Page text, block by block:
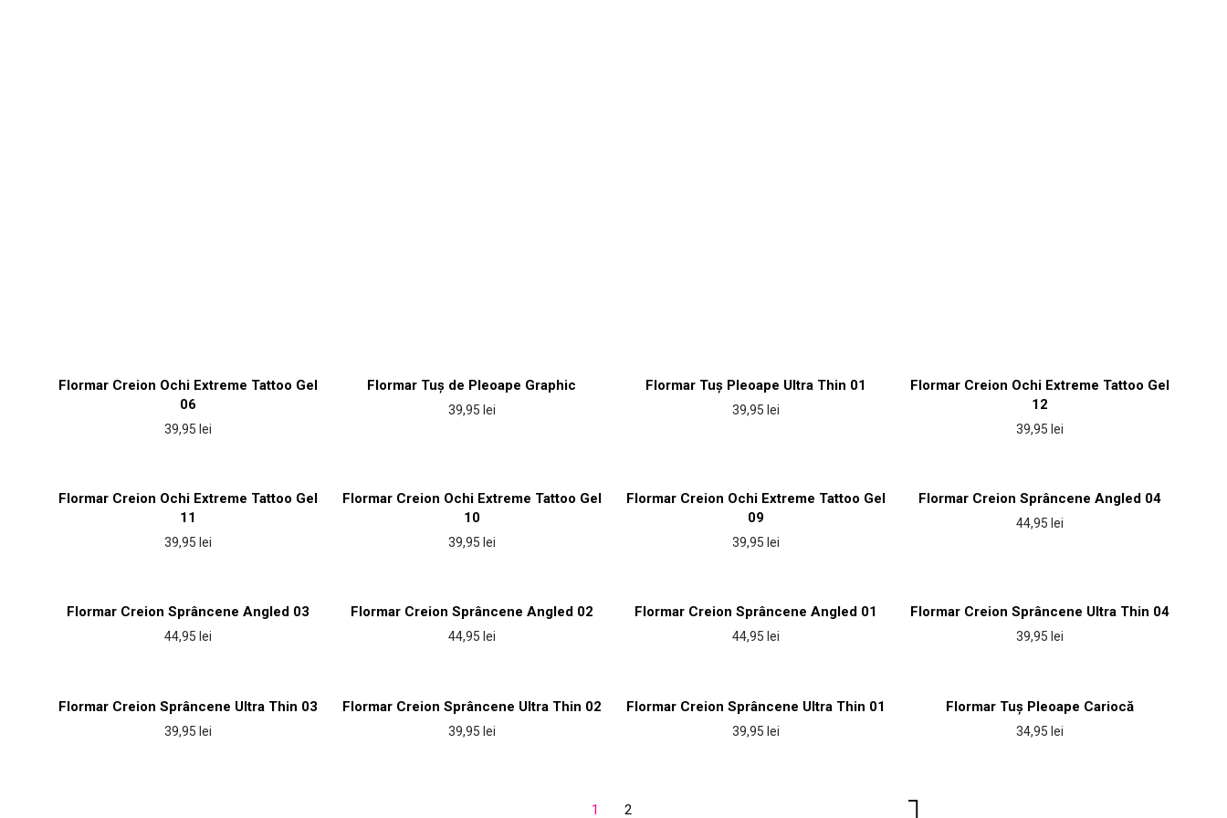
Flormar Creion Ochi Extreme Tattoo Gel
06
39,95 lei
Flormar Tuș de Pleoape Graphic
39,95 lei
Flormar Tuș Pleoape Ultra Thin 01
39,95 lei
Flormar Creion Ochi Extreme Tattoo Gel
12
39,95 lei
Flormar Creion Ochi Extreme Tattoo Gel
11
39,95 lei
Flormar Creion Ochi Extreme Tattoo Gel
10
39,95 lei
Flormar Creion Ochi Extreme Tattoo Gel
09
39,95 lei
Flormar Creion Sprâncene Angled 04
44,95 lei
Flormar Creion Sprâncene Angled 03
44,95 lei
Flormar Creion Sprâncene Angled 02
44,95 lei
Flormar Creion Sprâncene Angled 01
44,95 lei
Flormar Creion Sprâncene Ultra Thin 04
39,95 lei
Flormar Creion Sprâncene Ultra Thin 03
39,95 lei
Flormar Creion Sprâncene Ultra Thin 02
39,95 lei
Flormar Creion Sprâncene Ultra Thin 01
39,95 lei
Flormar Tuș Pleoape Cariocă
34,95 lei
1 2